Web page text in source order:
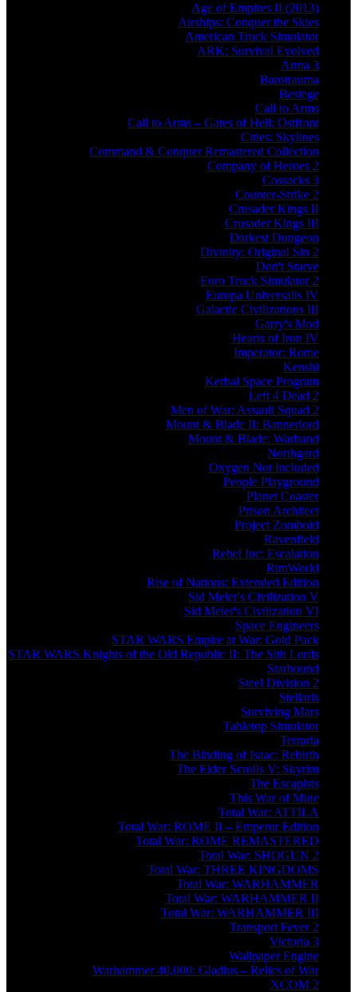
Age of Empires II (2013)
Airships: Conquer the Skies
American Truck Simulator
ARK: Survival Evolved
Arma 3
Barotrauma
Besiege
Call to Arms
Call to Arms – Gates of Hell: Ostfront
Cities: Skylines
Command & Conquer Remastered Collection
Company of Heroes 2
Cossacks 3
Counter-Strike 2
Crusader Kings II
Crusader Kings III
Darkest Dungeon
Divinity: Original Sin 2
Don't Starve
Euro Truck Simulator 2
Europa Universalis IV
Galactic Civilizations III
Garry's Mod
Hearts of Iron IV
Imperator: Rome
Kenshi
Kerbal Space Program
Left 4 Dead 2
Men of War: Assault Squad 2
Mount & Blade II: Bannerlord
Mount & Blade: Warband
Northgard
Oxygen Not Included
People Playground
Planet Coaster
Prison Architect
Project Zomboid
Ravenfield
Rebel Inc: Escalation
RimWorld
Rise of Nations: Extended Edition
Sid Meier's Civilization V
Sid Meier's Civilization VI
Space Engineers
STAR WARS Empire at War: Gold Pack
STAR WARS Knights of the Old Republic II: The Sith Lords
Starbound
Steel Division 2
Stellaris
Surviving Mars
Tabletop Simulator
Terraria
The Binding of Isaac: Rebirth
The Elder Scrolls V: Skyrim
The Escapists
This War of Mine
Total War: ATTILA
Total War: ROME II – Emperor Edition
Total War: ROME REMASTERED
Total War: SHOGUN 2
Total War: THREE KINGDOMS
Total War: WARHAMMER
Total War: WARHAMMER II
Total War: WARHAMMER III
Transport Fever 2
Victoria 3
Wallpaper Engine
Warhammer 40,000: Gladius – Relics of War
XCOM 2